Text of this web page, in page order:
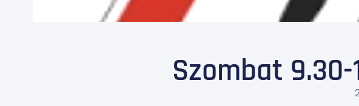
Szombat